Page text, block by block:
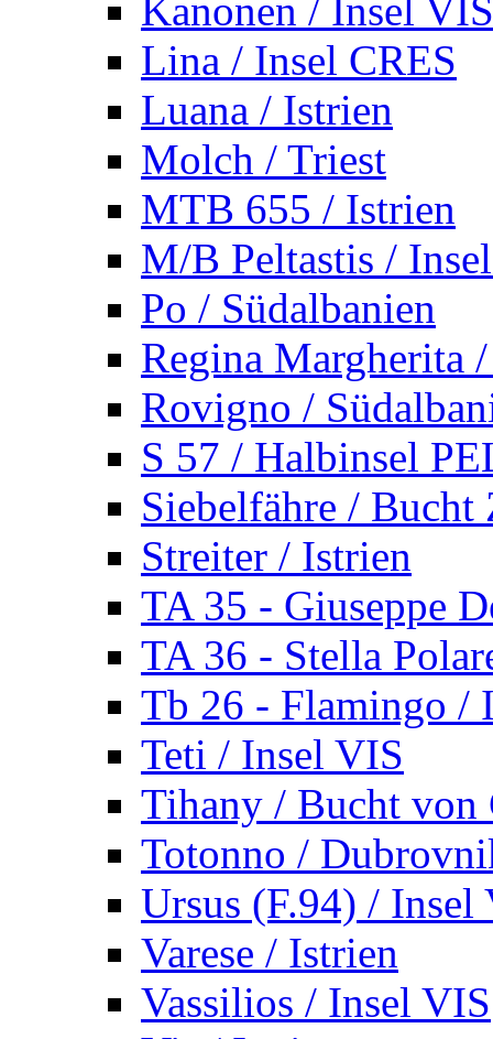
Kanonen / Insel VIS
Lina / Insel CRES
Luana / Istrien
Molch / Triest
MTB 655 / Istrien
M/B Peltastis /
Po / Südalbanien
Regina Margherita
Rovigno /
S 57 / Halbinsel
Siebelfähre / Bucht
Streiter / Istrien
TA 35 - Giuseppe
TA 36 - Stella
Tb 26 - Flamingo /
Teti / Insel VIS
Tihany / Bucht von
Totonno /
Ursus (F.94) / Insel
Varese / Istrien
Vassilios / Insel VIS